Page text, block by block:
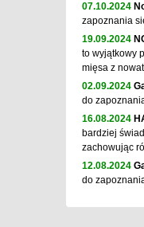
07.10.2024
zapoznania
19.09.2024
to wyjątkowy
mięsa z
02.09.2024
do
16.08.2024
bardziej
zachowując
12.08.2024
do